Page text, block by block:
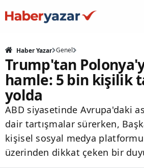
Haber Yazar Genel
Trump'tan
hamle: 5 bin kişilik
yolda
ABD siyasetinde Avrupa'daki
dair tartışmalar sürerken,
kişisel sosyal medya
üzerinden dikkat çeken bir